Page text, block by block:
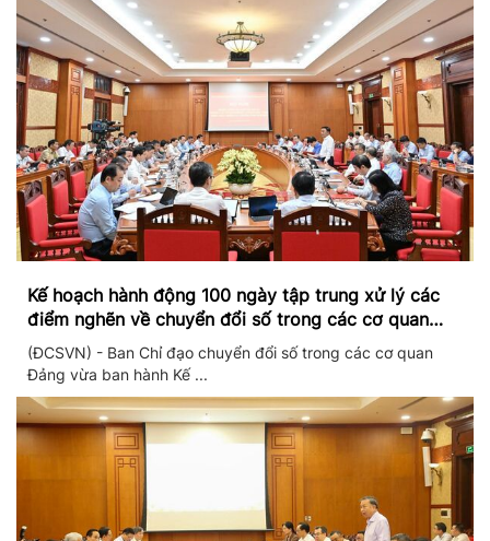
Kế hoạch hành động 100 ngày tập trung xử lý các
điểm nghẽn về chuyển đổi số trong các cơ quan
Đảng
(ĐCSVN) - Ban Chỉ đạo chuyển đổi số trong các cơ quan
Đảng vừa ban hành Kế ...